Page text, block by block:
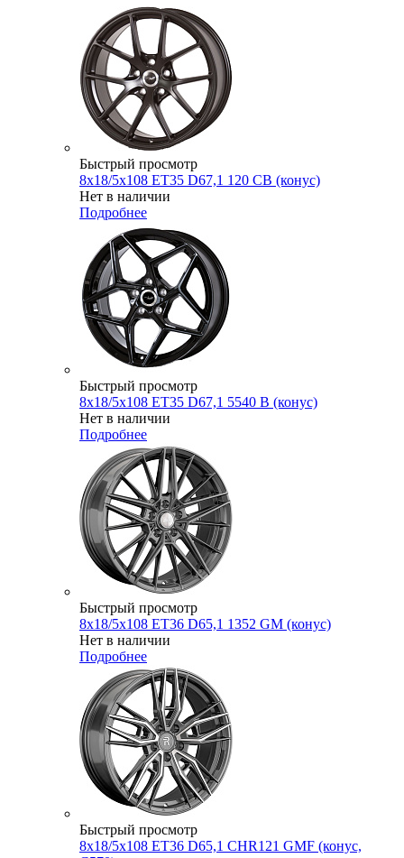
Быстрый просмотр
8x18/5x108 ET35 D67,1 120 CB (конус)
Нет в наличии
Подробнее
Быстрый просмотр
8x18/5x108 ET35 D67,1 5540 B (конус)
Нет в наличии
Подробнее
Быстрый просмотр
8x18/5x108 ET36 D65,1 1352 GM (конус)
Нет в наличии
Подробнее
Быстрый просмотр
8x18/5x108 ET36 D65,1 CHR121 GMF (конус,